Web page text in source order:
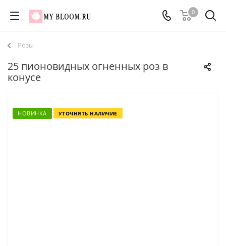
0
Розы
25 пионовидных огненных роз в
конусе
НОВИНКА УТОЧНЯТЬ НАЛИЧИЕ